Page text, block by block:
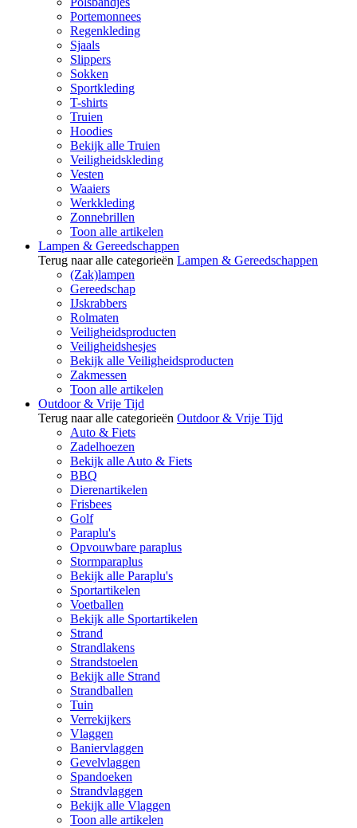
Portemonnees
Regenkleding
Sjaals
Slippers
Sokken
Sportkleding
T-shirts
Truien
Hoodies
Bekijk alle Truien
Veiligheidskleding
Vesten
Waaiers
Werkkleding
Zonnebrillen
Toon alle artikelen
Lampen & Gereedschappen
Terug naar alle categorieën Lampen & Gereedschappen
(Zak)lampen
Gereedschap
IJskrabbers
Rolmaten
Veiligheidsproducten
Veiligheidshesjes
Bekijk alle Veiligheidsproducten
Zakmessen
Toon alle artikelen
Outdoor & Vrije Tijd
Terug naar alle categorieën Outdoor & Vrije Tijd
Auto & Fiets
Zadelhoezen
Bekijk alle Auto & Fiets
BBQ
Dierenartikelen
Frisbees
Golf
Paraplu's
Opvouwbare paraplus
Stormparaplus
Bekijk alle Paraplu's
Sportartikelen
Voetballen
Bekijk alle Sportartikelen
Strand
Strandlakens
Strandstoelen
Bekijk alle Strand
Strandballen
Tuin
Verrekijkers
Vlaggen
Baniervlaggen
Gevelvlaggen
Spandoeken
Strandvlaggen
Bekijk alle Vlaggen
Toon alle artikelen